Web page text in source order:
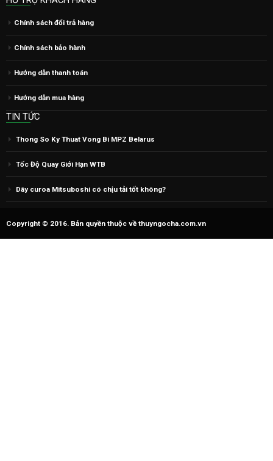
Chính sách đổi trả hàng
Chính sách bảo hành
Hướng dẫn thanh toán
Hướng dẫn mua hàng
TIN TỨC
Thong So Ky Thuat Vong Bi MPZ Belarus
Tốc Độ Quay Giới Hạn WTB
Dây curoa Mitsuboshi có chịu tải tốt không?
Copyright © 2016. Bản quyền thuộc về thuyngocha.com.vn